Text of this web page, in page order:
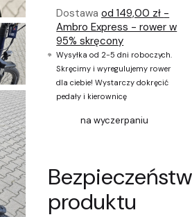
Dostawaod 149,00 zł -
Ambro Express - rower w
95% skręcony
Wysyłka od 2-5 dni roboczych.
Skręcimy i wyregulujemy rower
dla ciebie! Wystarczy dokręcić
pedały i kierownicę
na wyczerpaniu
produktu